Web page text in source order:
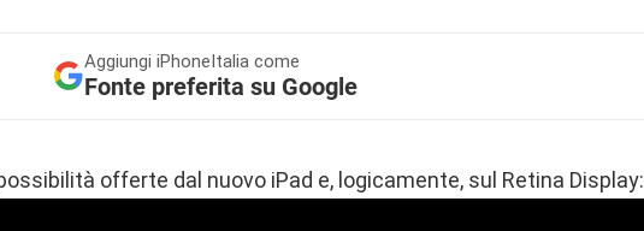
Aggiungi iPhoneItalia come
Fonte preferita su Google
offerte dal nuovo iPad e, logicamente, sul Retina Display: